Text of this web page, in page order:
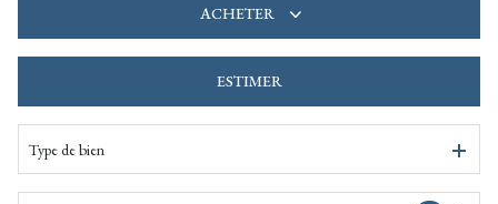
ACHETER
De l'immo pro
ESTIMER
Type de bien